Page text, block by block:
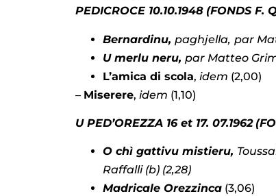
PEDICROCE 10.10.1948 (FONDS F.
Bernardinu, paghjella, par
U merlu neru, par Matteo
L’amica di scola, idem (2,00)
– Miserere, idem (1,10)
U PED’OREZZA 16 et 17. 07.1962
O chì gattivu mistieru,
Raffalli (b) (2,28)
Madricale Orezzinca (3,06)